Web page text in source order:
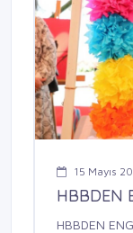
15 Mayıs
HBBDEN
HBBDEN